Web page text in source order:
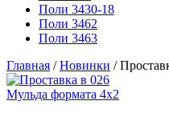
Поли 3430-18
Поли 3462
Поли 3463
Главная /Новинки /